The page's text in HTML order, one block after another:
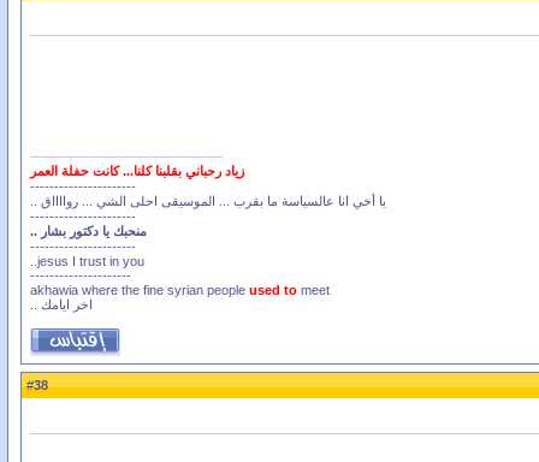
زياد رحباني بقلبنا كلنا... كانت حفلة العمر
----------------------
يا أخي انا عالسياسة ما بقرب ... الموسيقى احلى الشي ... روااااق ..
----------------------
منحبك يا دكتور بشار ..
----------------------
jesus I trust in you..
---------------------
akhawia where the fine syrian peopleused tomeet
اخر ايامك ..
#
38